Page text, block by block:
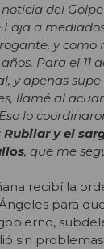
del
a
y como
Para el 11
y apenas
llamé al
lo
Rubilar y el
, que me
recibí la
para
sin